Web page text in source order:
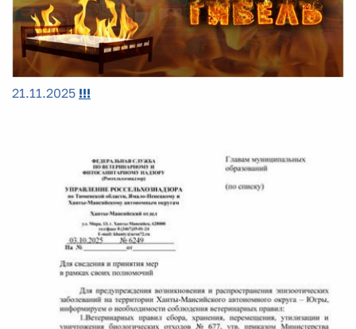
21.11.2025 !!!